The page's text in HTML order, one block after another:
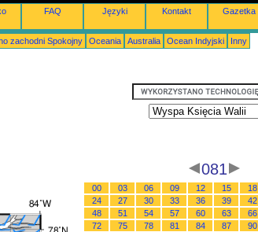
FAQ Języki Kontakt Gazetka
zachodni Spokojny Oceania Australia Ocean Indyjski Inny
081
00 03 06 09 12 15 18
24
27 30 33 36 39 42
48
51 54 57 60 63 66
72
75 78 81 84 87 90